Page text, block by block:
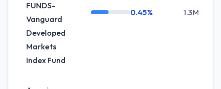
FUNDS-
Vanguard
Developed
Markets
Index Fund
0.45% 1.3M